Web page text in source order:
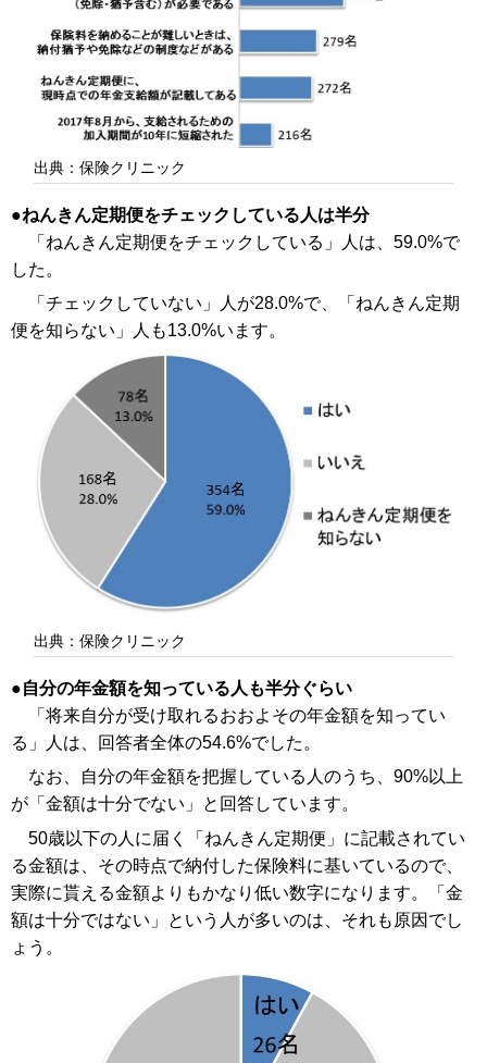
出典：保険クリニック
ねんきん定期便をチェックしている人は半分
「ねんきん定期便をチェックしている」人は、59.0%で
した。
「チェックしていない」人が28.0%で、「ねんきん定期
便を知らない」人も13.0%います。
出典：保険クリニック
自分の年金額を知っている人も半分ぐらい
「将来自分が受け取れるおおよその年金額を知ってい
る」人は、回答者全体の54.6%でした。
なお、自分の年金額を把握している人のうち、90%以上
が「金額は十分でない」と回答しています。
50歳以下の人に届く「ねんきん定期便」に記載されてい
る金額は、その時点で納付した保険料に基いているので、
実際に貰える金額よりもかなり低い数字になります。「金
額は十分ではない」という人が多いのは、それも原因でし
ょう。